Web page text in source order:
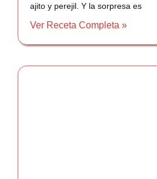
ajito y perejil. Y la sorpresa es
Ver Receta Completa »